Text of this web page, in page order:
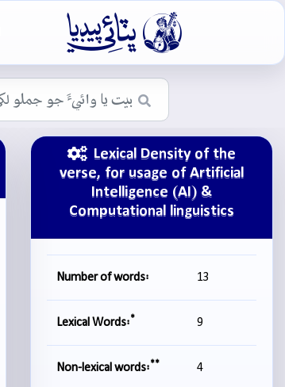

Lexical Density of the
verse, for usage of Artificial
Intelligence (AI) &
Computational linguistics
Number of words: 13
Lexical Words:* 9
Non-lexical words:** 4